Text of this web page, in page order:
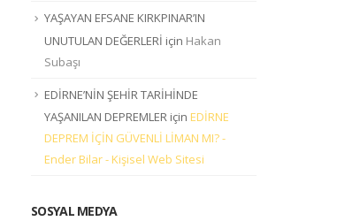
YAŞAYAN EFSANE KIRKPINAR’IN
UNUTULAN DEĞERLERİ için Hakan
Subaşı
EDİRNE’NİN ŞEHİR TARİHİNDE
YAŞANILAN DEPREMLER için EDİRNE
DEPREM İÇİN GÜVENLİ LİMAN MI? -
Ender Bilar - Kişisel Web Sitesi
SOSYAL MEDYA